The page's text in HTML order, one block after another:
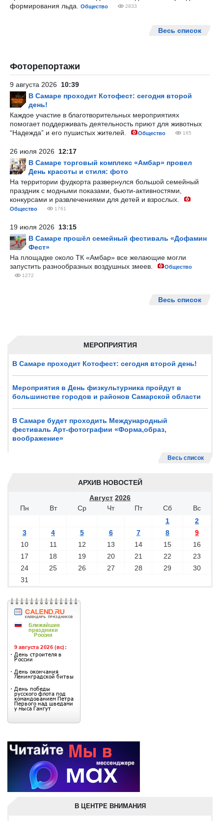
МЕРОПРИЯТИЯ
В Самаре проходит Котофест: сегодня второй день!
Мероприятия в День физкультурника пройдут в
большинстве городов и районов Самарской области
В Самаре будет проходить Международный
фестиваль Арт-фотографии «Форма,образ,
воображение»
Весь список
АРХИВ НОВОСТЕЙ
Август 2026
Пн
Вт Ср Чт Пт Сб
Вс
1
2
3
4 5 6 7 8
9
10
11 12 13 14 15
16
17
18 19 20 21 22
23
24
25 26 27 28 29
30
31
формирования льда.
Общество 2833
Весь список
Фоторепортажи
9 августа 2026 10:39
В Самаре проходит Котофест: сегодня второй
день!
Каждое участие в благотворительных мероприятиях
помогает поддерживать деятельность приют для животных
“Надежда” и его пушистых жителей.
Общество 165
26 июля 2026 12:17
В Самаре торговый комплекс «Амбар» провел
День красоты и стиля: фото
На территории фудкорта развернулся большой семейный
праздник с модными показами, бьюти-активностями,
конкурсами и развлечениями для детей и взрослых.
Общество 1761
19 июля 2026 13:15
В Самаре прошёл семейный фестиваль «Дофамин
Фест»
На площадке около ТК «Амбар» все желающие могли
запустить разнообразных воздушных змеев.
Общество
1272
Весь список
В ЦЕНТРЕ ВНИМАНИЯ